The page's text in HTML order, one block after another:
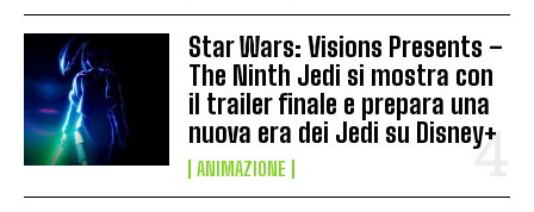
Star Wars: Visions Presents –
The Ninth Jedi si mostra con
il trailer finale e prepara una
nuova era dei Jedi su Disney+
ANIMAZIONE